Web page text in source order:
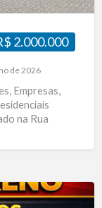
2.000.000
de 2026
Empresas,
na Rua